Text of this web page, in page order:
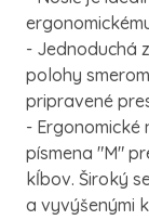
- Jednoduchá
polohy
pripravené
- Ergonomické
písmena "M"
kĺbov. Široký
a vyvýšenými